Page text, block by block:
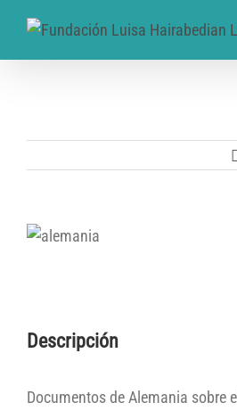
Descripción
Documentos de Alemania sobre